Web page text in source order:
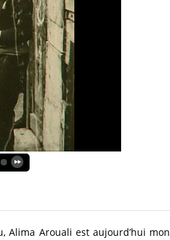
Alima Arouali est aujourd’hui